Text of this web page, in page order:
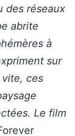
des réseaux
abrite
à
sur
ces
Le film